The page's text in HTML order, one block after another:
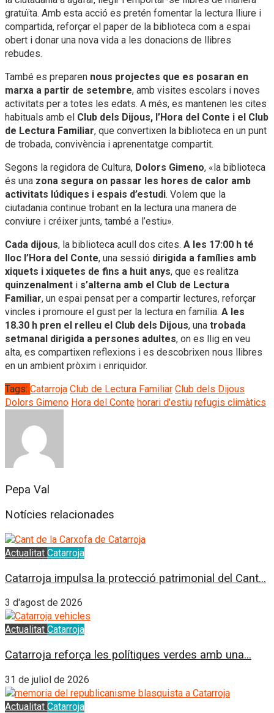
gratuïta. Amb esta acció es pretén fomentar la lectura lliure i
compartida, reforçar el paper de la biblioteca com a espai
obert i donar una nova vida a les donacions de llibres
rebudes.
També es preparen nous projectes que es posaran en
marxa a partir de setembre, amb visites escolars i noves
activitats per a totes les edats. A més, es mantenen les cites
habituals amb el Club dels Dijous, l’Hora del Conte i el Club
de Lectura Familiar, que convertixen la biblioteca en un punt
de trobada, convivència i aprenentatge compartit.
Segons la regidora de Cultura, Dolors Gimeno, «la biblioteca
és una zona segura on passar les hores de calor amb
activitats lúdiques i espais d’estudi. Volem que la
ciutadania continue trobant en la lectura una manera de
conviure i créixer junts, també a l’estiu».
Cada dijous, la biblioteca acull dos cites. A les 17:00 h té
lloc l’Hora del Conte, una sessió dirigida a famílies amb
xiquets i xiquetes de fins a huit anys, que es realitza
quinzenalment i s’alterna amb el Club de Lectura
Familiar, un espai pensat per a compartir lectures, reforçar
vincles i promoure el gust per la lectura en família. A les
18.30 h pren el relleu el Club dels Dijous, una trobada
setmanal dirigida a persones adultes, on es llig en veu
alta, es compartixen reflexions i es descobrixen nous llibres
en un ambient pròxim i enriquidor.
Tags: Catarroja Club de Lectura Familiar Club dels Dijous
Dolors Gimeno Hora del Conte horari d'estiu refugis climàtics
Pepa Val
Notícies relacionades
Actualitat Catarroja
Catarroja impulsa la protecció patrimonial del Cant...
3 d'agost de 2026
Actualitat Catarroja
Catarroja reforça les polítiques verdes amb una...
31 de juliol de 2026
Actualitat Catarroja